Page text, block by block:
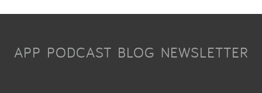
APP PODCAST BLOG NEWSLETTER